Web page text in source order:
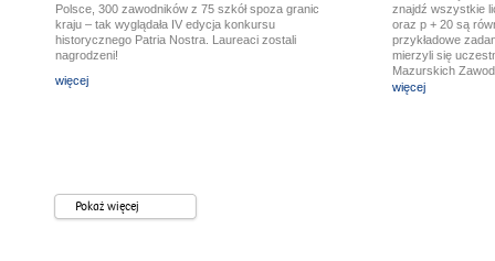
Polsce, 300 zawodników z 75 szkół spoza granic
kraju – tak wyglądała IV edycja konkursu
historycznego Patria Nostra. Laureaci zostali
nagrodzeni!
więcej
znajdź wszystkie
oraz p + 20 są
przykładowe
mierzyli się
Mazurskich
rozdano dyplomy,
więcej
Pokaż więcej